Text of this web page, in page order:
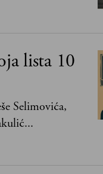
lista 10
Selimovića,